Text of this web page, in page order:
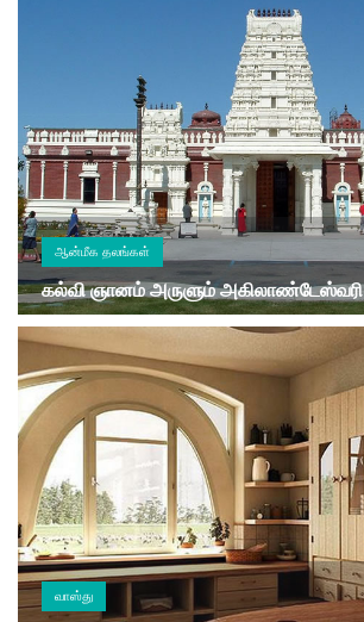
ஆன்மீக தலங்கள்
கல்வி ஞானம் அருளும் அகிலாண்டேஸ்வரி
வாஸ்து